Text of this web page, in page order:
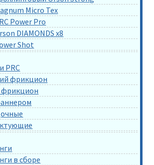
Micro Tex
Power Pro
DIAMONDS x8
Shot
PRC
фрикцион
в сборе